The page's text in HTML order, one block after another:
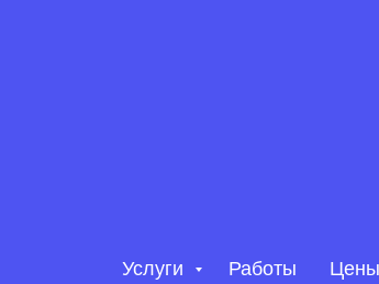
Услуги Работы Цены